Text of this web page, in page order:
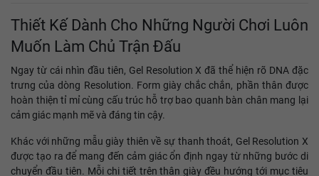
Thiết Kế Dành Cho Những Người Chơi Luôn
Muốn Làm Chủ Trận Đấu
Ngay từ cái nhìn đầu tiên, Gel Resolution X đã thể hiện rõ DNA đặc
trưng của dòng Resolution. Form giày chắc chắn, phần thân được
hoàn thiện tỉ mỉ cùng cấu trúc hỗ trợ bao quanh bàn chân mang lại
cảm giác mạnh mẽ và đáng tin cậy.
Khác với những mẫu giày thiên về sự thanh thoát, Gel Resolution X
được tạo ra để mang đến cảm giác ổn định ngay từ những bước di
chuyển đầu tiên. Mỗi chi tiết trên thân giày đều hướng tới mục tiêu